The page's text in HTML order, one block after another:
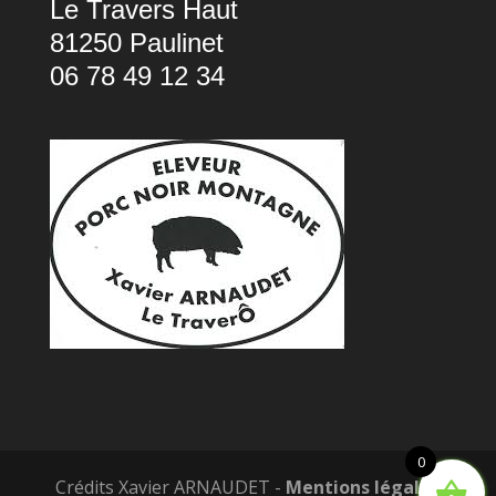
Le Travers Haut
81250 Paulinet
06 78 49 12 34
Crédits Xavier ARNAUDET - Mentions légales
0